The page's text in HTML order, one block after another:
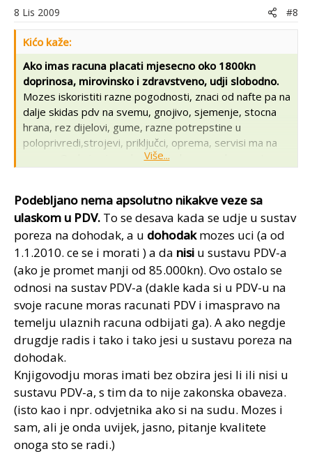
8 Lis 2009 #8
Kićo kaže:
Ako imas racuna placati mjesecno oko 1800kn
doprinosa, mirovinsko i zdravstveno, udji slobodno.
Mozes iskoristiti razne pogodnosti, znaci od nafte pa na
dalje skidas pdv na svemu, gnojivo, sjemenje, stocna
hrana, rez dijelovi, gume, razne potrepstine u
poloprivredi,strojevi, priključci, oprema, servisi ma na
svemu. Onda jos imas kvartalni obracun pdva, cesto
:scratch :blackeye
Sto bi rekli 'od volje ti ko šokcu post'
Više...
Podebljano nema apsolutno nikakve veze sa
ulaskom u PDV. To se desava kada se udje u sustav
poreza na dohodak, a u dohodakmozes uci (a od
1.1.2010. ce se i morati ) a da nisi u sustavu PDV-a
(ako je promet manji od 85.000kn). Ovo ostalo se
odnosi na sustav PDV-a (dakle kada si u PDV-u na
svoje racune moras racunati PDV i imaspravo na
temelju ulaznih racuna odbijati ga). A ako negdje
drugdje radis i tako i tako jesi u sustavu poreza na
dohodak.
Knjigovodju moras imati bez obzira jesi li ili nisi u
sustavu PDV-a, s tim da to nije zakonska obaveza.
(isto kao i npr. odvjetnika ako si na sudu. Mozes i
sam, ali je onda uvijek, jasno, pitanje kvalitete
onoga sto se radi.)